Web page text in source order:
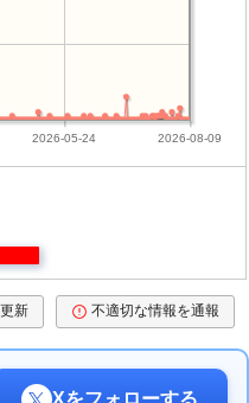
2026-05-24 2026-08-09
新 不適切な情報を通報
Xをフォローする